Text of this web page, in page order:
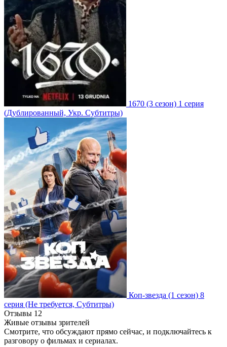
1670 (3 сезон) 1 серия
(Дублированный, Укр. Субтитры)
Коп-звезда (1 сезон) 8
серия (Не требуется, Субтитры)
Отзывы 12
Живые отзывы зрителей
Смотрите, что обсуждают прямо сейчас, и подключайтесь к
разговору о фильмах и сериалах.